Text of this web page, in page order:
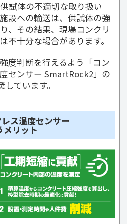
試体の不適切な取り扱い
設への輸送は、供試体の強
、その結果、現場コンクリ
不十分な場合があります。
度判断を行えるよう「コン
センサー SmartRock2」の
ています。
ス温度センサー
リット